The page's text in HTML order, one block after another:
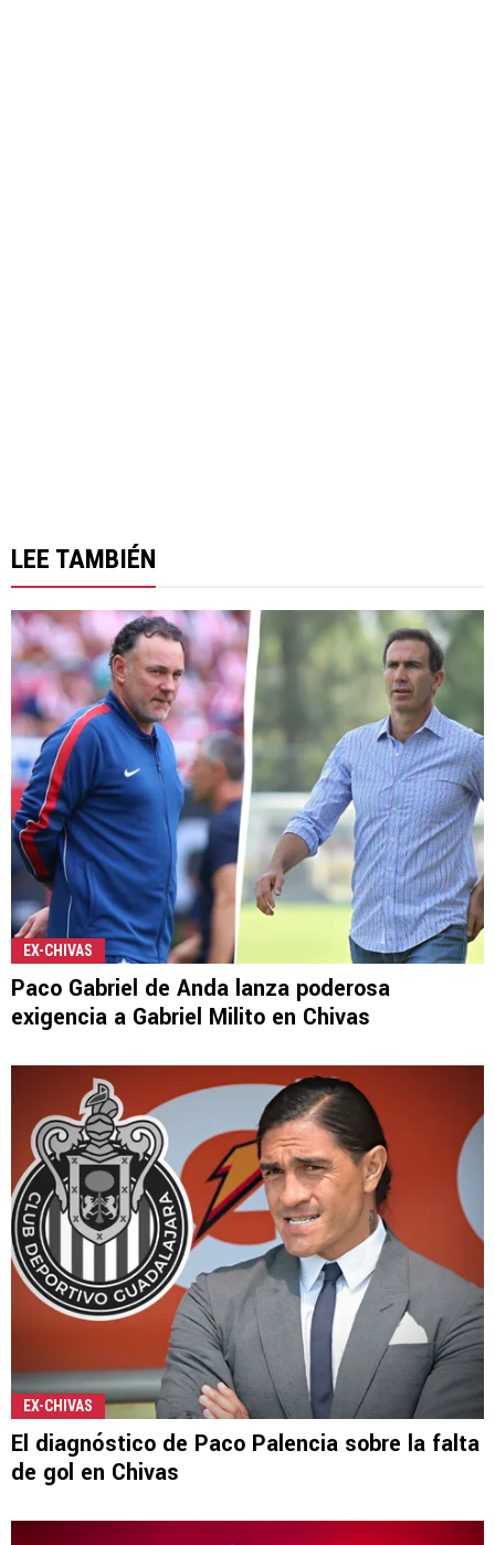
LEE TAMBIÉN
EX-CHIVAS
Paco Gabriel de Anda lanza poderosa
exigencia a Gabriel Milito en Chivas
EX-CHIVAS
El diagnóstico de Paco Palencia sobre la falta
de gol en Chivas